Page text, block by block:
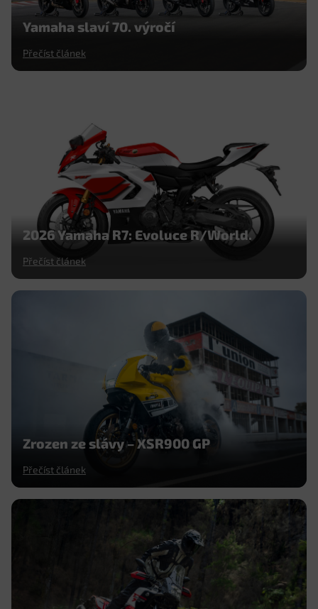
Yamaha slaví 70. výročí
Přečíst článek
2026 Yamaha R7: Evoluce R/World.
Přečíst článek
Zrozen ze slávy – XSR900 GP
Přečíst článek